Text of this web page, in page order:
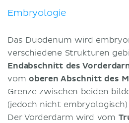
Embryologie
Das Duodenum wird
verschiedene Strukturen
Endabschnitt des
vom oberen Abschnitt des
Grenze zwischen beiden
(jedoch nicht embryologisch)
Der Vorderdarm wird vom